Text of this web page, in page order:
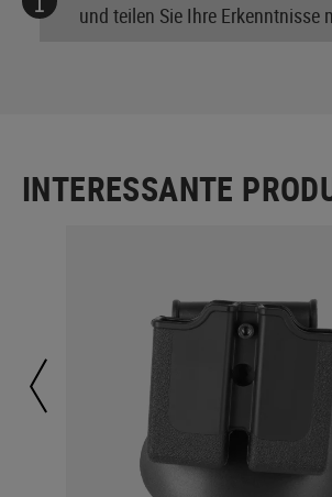
und teilen Sie Ihre Erkenntnisse
INTERESSANTE